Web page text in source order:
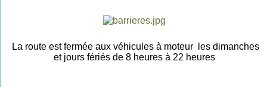
La route est fermée aux véhicules à moteur les dimanches
et jours fériés de 8 heures à 22 heures